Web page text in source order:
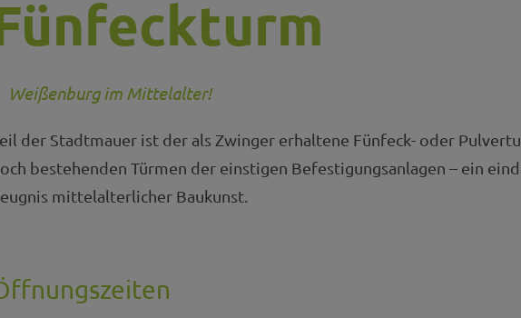
Weißenburg im Mittelalter!
der Stadtmauer ist der als Zwinger erhaltene Fünfeck- oder
bestehenden Türmen der einstigen Befestigungsanlagen – ein
mittelalterlicher Baukunst.